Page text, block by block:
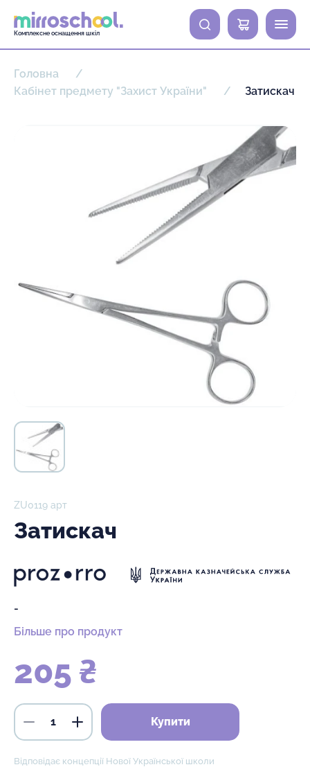
Комплексне оснащення шкіл
0
Головна
Кабінет предмету "Захист України"
Затискач
ZU0119 арт
Затискач
-
Більше про продукт
205 ₴
Купити
Відповідає концепції Нової Української школи